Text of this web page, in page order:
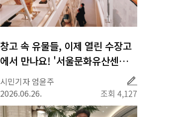
창고 속 유물들, 이제 열린 수장고
에서 만나요! '서울문화유산센터
횡성'
시민기자 엄윤주
2026.06.26.
취
재
조회 4,127